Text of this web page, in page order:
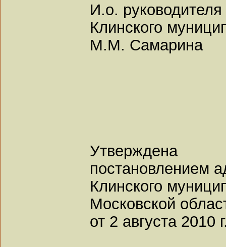
И.о.
Клинского
М.М. Самарина
Утверждена
постановлением
Клинского
Московской
от 2 августа 2010